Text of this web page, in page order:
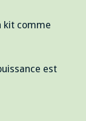
kit comme
est